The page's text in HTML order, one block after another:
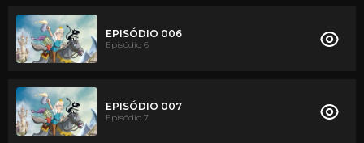
EPISÓDIO 006
Episódio 6
EPISÓDIO 007
Episódio 7